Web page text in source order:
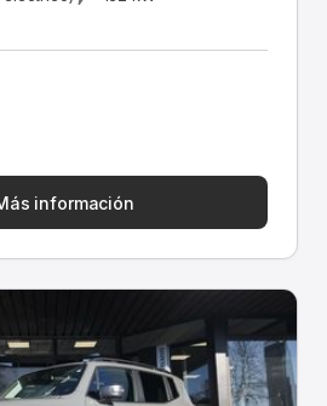
información